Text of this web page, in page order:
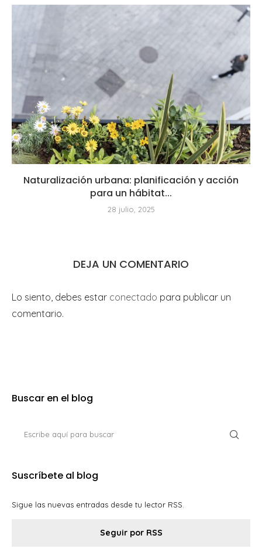
Naturalización urbana: planificación y acción
para un hábitat...
28 julio, 2025
DEJA UN COMENTARIO
Lo siento, debes estar conectado para publicar un
comentario.
Buscar en el blog
Suscríbete al blog
Sigue las nuevas entradas desde tu lector RSS.
Seguir por RSS